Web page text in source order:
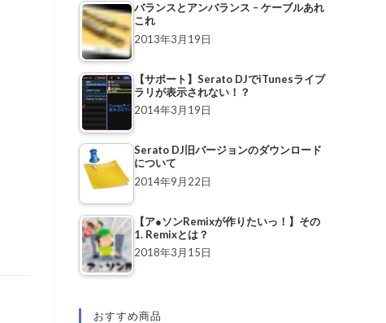
バランスとアンバランス – ケーブルあれ
これ
2013年3月19日
【サポート】Serato DJでiTunesライブ
ラリが表示されない！？
2014年3月19日
Serato DJ旧バージョンのダウンロード
について
2014年9月22日
【ア●ソンRemixが作りたいっ！】その
1. Remixとは？
2018年3月15日
おすすめ商品